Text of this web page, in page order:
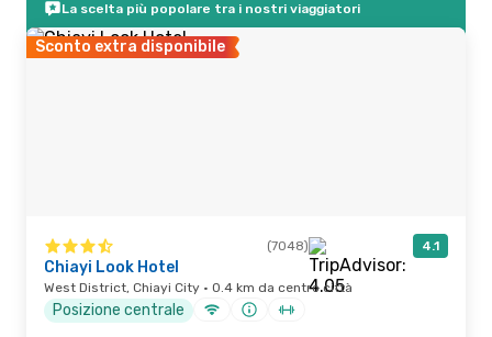
La scelta più popolare tra i nostri viaggiatori
Sconto extra disponibile
(7048) 4.1
Chiayi Look Hotel
West District, Chiayi City · 0.4 km da centro città
Posizione centrale